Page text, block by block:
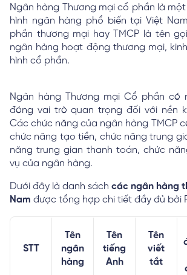
Ngân hàng Thương mại cổ phần là
hình ngân hàng phổ biến tại Việt
phần thương mại hay TMCP là tên
ngân hàng hoạt động thương mại,
hình cổ phần.
Ngân hàng Thương mại Cổ phần có
đóng vai trò quan trọng đối với nền
Các chức năng của ngân hàng TMCP
chức năng tạo tiền, chức năng trung
năng trung gian thanh toán, chức
vụ của ngân hàng.
Dưới đây là danh sách các ngân hàng
Nam được tổng hợp chi tiết đầy đủ bởi
STT
Tên
ngân
hàng
Tên
tiếng
Anh
Tên
viết
tắt